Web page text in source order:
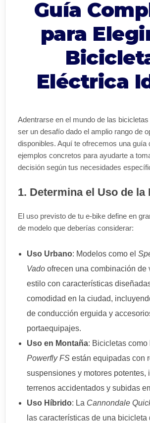
Guía
para
Eléctrica
Adentrarse en el mundo de las
ser un desafío dado el amplio rango de
disponibles. Aquí te ofrecemos una guía
ejemplos concretos para ayudarte a
decisión según tus necesidades
1. Determina el Uso de la
El uso previsto de tu e-bike define en
de modelo que deberías considerar:
Uso Urbano: Modelos como el
Vadoofrecen una combinación de
estilo con características
comodidad en la ciudad,
de conducción erguida y
portaequipajes.
Uso en Montaña: Bicicletas como
Powerfly FSestán equipadas con
suspensiones y motores potentes,
terrenos accidentados y subidas
Uso Híbrido: La Cannondale
las características de una bicicleta